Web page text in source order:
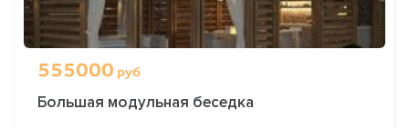
555000 руб
Большая модульная беседка